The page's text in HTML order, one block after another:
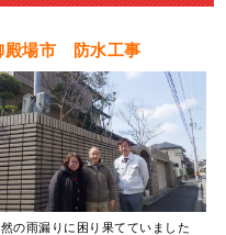
殿場市 防水工事
の雨漏りに困り果てていました